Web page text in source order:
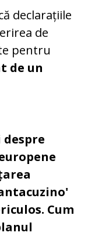
declarațiile
de
pentru
de un
Cum